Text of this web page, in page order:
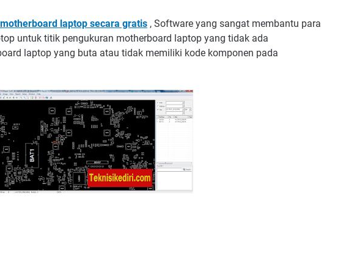
laptop secara gratis , Software yang sangat membantu para
untuk titik pengukuran motherboard laptop yang tidak ada
laptop yang buta atau tidak memiliki kode komponen pada